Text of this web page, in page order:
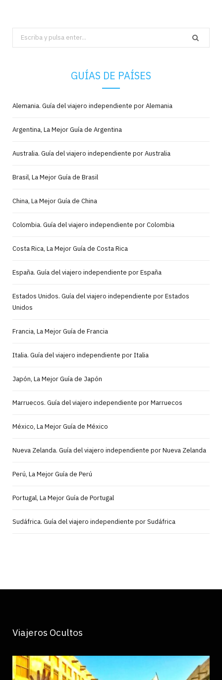
Search
for:
GUÍAS DE PAÍSES
Alemania. Guía del viajero independiente por Alemania
Argentina, La Mejor Guía de Argentina
Australia. Guía del viajero independiente por Australia
Brasil, La Mejor Guía de Brasil
China, La Mejor Guía de China
Colombia. Guía del viajero independiente por Colombia
Costa Rica, La Mejor Guía de Costa Rica
España. Guía del viajero independiente por España
Estados Unidos. Guía del viajero independiente por Estados
Unidos
Francia, La Mejor Guía de Francia
Italia. Guía del viajero independiente por Italia
Japón, La Mejor Guía de Japón
Marruecos. Guía del viajero independiente por Marruecos
México, La Mejor Guía de México
Nueva Zelanda. Guía del viajero independiente por Nueva Zelanda
Perú, La Mejor Guía de Perú
Portugal, La Mejor Guía de Portugal
Sudáfrica. Guía del viajero independiente por Sudáfrica
Viajeros Ocultos